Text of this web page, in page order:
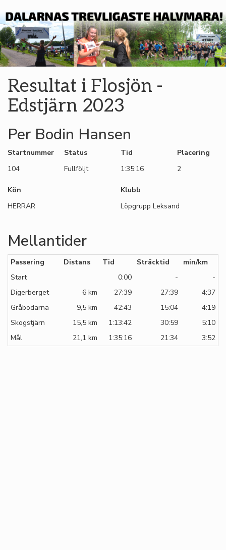
Resultat i Flosjön -
Edstjärn 2023
Per Bodin Hansen
Startnummer
104
Status
Fullföljt
Tid
1:35:16
Placering
2
Kön
HERRAR
Klubb
Löpgrupp Leksand
Mellantider
Passering Distans Tid Sträcktid
min/km
Start
0:00 -
-
Digerberget
6 km 27:39 27:39
4:37
Gråbodarna
9,5 km 42:43 15:04
4:19
Skogstjärn
15,5 km 1:13:42 30:59
5:10
Mål
21,1 km 1:35:16 21:34 3:52